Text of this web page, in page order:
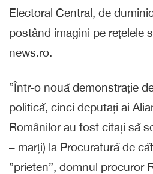
Electoral Central, de
postând imagini pe rețelele
news.ro.
”Într-o nouă demonstrație
politică, cinci deputați ai
Românilor au fost citați să
– marți) la Procuratură de
”prieten”, domnul procuror